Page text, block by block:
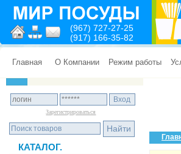
(967) 727-27-25
(917) 166-35-82
Главная О Компании Режим работы
Зарегистрироваться
КАТАЛОГ.